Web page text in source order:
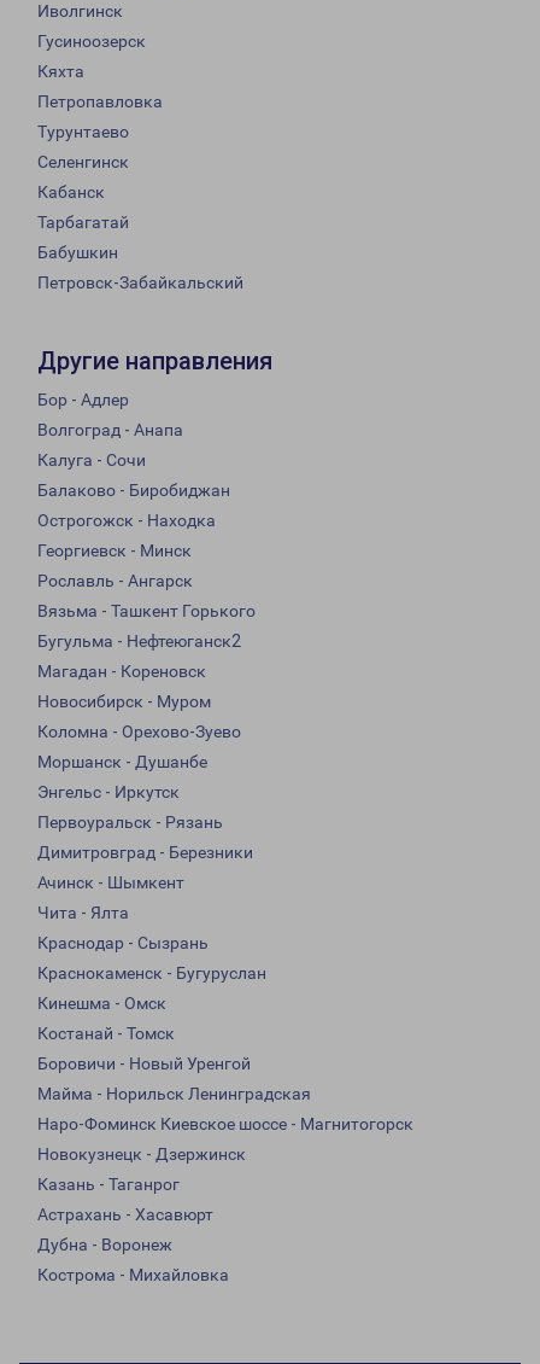
Иволгинск
Гусиноозерск
Кяхта
Петропавловка
Турунтаево
Селенгинск
Кабанск
Тарбагатай
Бабушкин
Петровск-Забайкальский
Другие направления
Бор - Адлер
Волгоград - Анапа
Калуга - Сочи
Балаково - Биробиджан
Острогожск - Находка
Георгиевск - Минск
Рославль - Ангарск
Вязьма - Ташкент Горького
Бугульма - Нефтеюганск2
Магадан - Кореновск
Новосибирск - Муром
Коломна - Орехово-Зуево
Моршанск - Душанбе
Энгельс - Иркутск
Первоуральск - Рязань
Димитровград - Березники
Ачинск - Шымкент
Чита - Ялта
Краснодар - Сызрань
Краснокаменск - Бугуруслан
Кинешма - Омск
Костанай - Томск
Боровичи - Новый Уренгой
Майма - Норильск Ленинградская
Наро-Фоминск Киевское шоссе - Магнитогорск
Новокузнецк - Дзержинск
Казань - Таганрог
Астрахань - Хасавюрт
Дубна - Воронеж
Кострома - Михайловка